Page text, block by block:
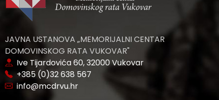
JAVNA USTANOVA „MEMORIJALNI CENTAR
DOMOVINSKOG RATA VUKOVAR"
Ive Tijardovića 60, 32000 Vukovar
+385 (0)32 638 567
info@mcdrvu.hr